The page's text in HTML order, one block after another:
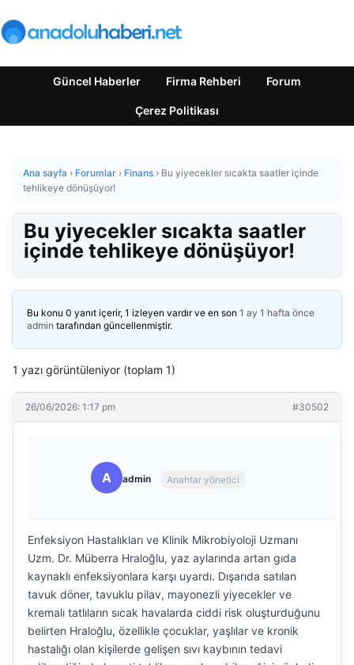
Güncel Haberler Firma Rehberi Forum
Çerez Politikası
Ana sayfa › Forumlar › Finans › Bu yiyecekler sıcakta saatler içinde
tehlikeye dönüşüyor!
Bu yiyecekler sıcakta saatler
içinde tehlikeye dönüşüyor!
Bu konu 0 yanıt içerir, 1 izleyen vardır ve en son 1 ay 1 hafta önce
admin tarafından güncellenmiştir.
1 yazı görüntüleniyor (toplam 1)
26/06/2026: 1:17 pm #30502
A admin Anahtar yönetici
Enfeksiyon Hastalıkları ve Klinik Mikrobiyoloji Uzmanı
Uzm. Dr. Müberra Hraloğlu, yaz aylarında artan gıda
kaynaklı enfeksiyonlara karşı uyardı. Dışarıda satılan
tavuk döner, tavuklu pilav, mayonezli yiyecekler ve
kremalı tatlıların sıcak havalarda ciddi risk oluşturduğunu
belirten Hraloğlu, özellikle çocuklar, yaşlılar ve kronik
hastalığı olan kişilerde gelişen sıvı kaybının tedavi